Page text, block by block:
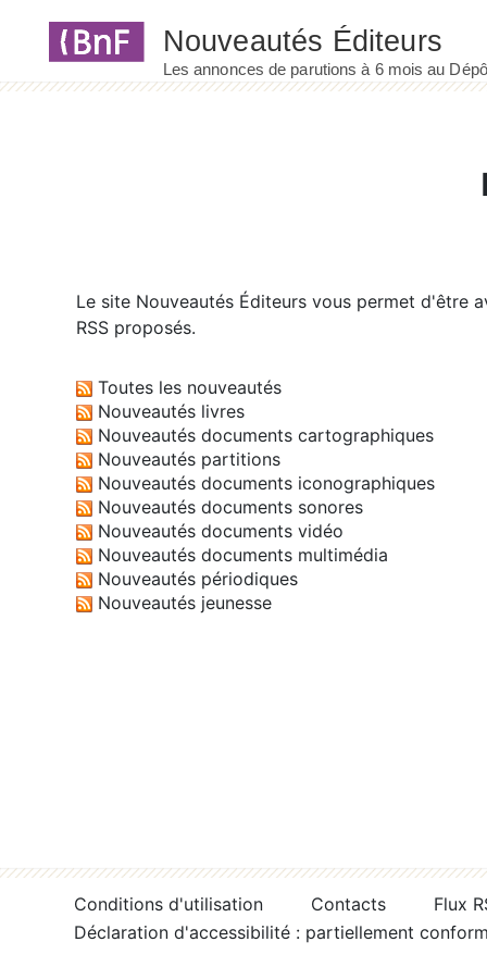
Le site Nouveautés Éditeurs vous permet d'être
RSS proposés.
Toutes les nouveautés
Nouveautés livres
Nouveautés documents cartographiques
Nouveautés partitions
Nouveautés documents iconographiques
Nouveautés documents sonores
Nouveautés documents vidéo
Nouveautés documents multimédia
Nouveautés périodiques
Nouveautés jeunesse
Conditions d'utilisation Contacts
Flux
Déclaration d'accessibilité : partiellement